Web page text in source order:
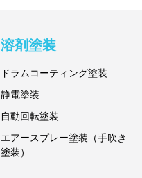
溶剤塗装
ドラムコーティング塗装
静電塗装
自動回転塗装
エアースプレー塗装（手吹き
塗装）